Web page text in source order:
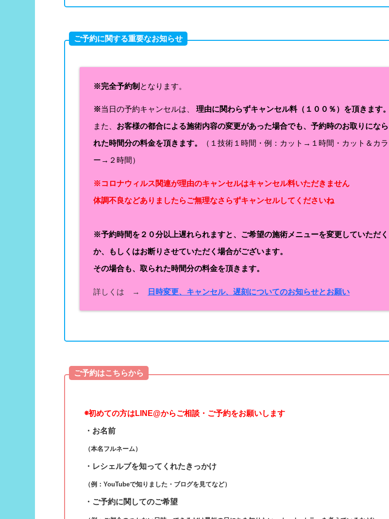
ご予約に関する重要なお知らせ
※完全予約制 となります。
※当日の予約キャンセルは、理由に関わらずキャンセル料（１００％）を頂きます。
また、 お客様の都合による施術内容の変更があった場合でも、予約時のお取りになら
れた時間分の料金を頂きます。 （１技術１時間・例：カット→１時間・カット＆カラ
ー→２時間）
※コロナウィルス関連が理由のキャンセルはキャンセル料いただきません
体調不良などありましたらご無理なさらずキャンセルしてくださいね
※予約時間を２０分以上遅れられますと、ご希望の施術メニューを変更していただく
か、もしくはお断りさせていただく場合がございます。
その場合も、取られた時間分の料金を頂きます。
詳しくは → 日時変更、キャンセル、遅刻についてのお知らせとお願い
ご予約はこちらから
◉初めての方はLINE@からご相談・ご予約をお願いします
・お名前
（本名フルネーム）
・レシェルブを知ってくれたきっかけ
（例：YouTubeで知りました・ブログを見てなど）
・ご予約に関してのご希望